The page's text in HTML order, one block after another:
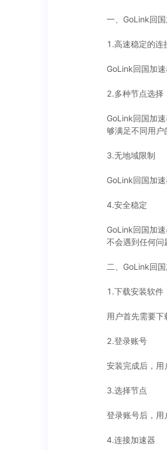
一、GoLink回
1.高速稳定的连
GoLink回国加
2.多种节点选择
GoLink回国加
够满足不同用户
3.无地域限制
GoLink回国加
4.安全稳定
GoLink回国加
不会遇到任何问
二、GoLink回
1.下载安装软件
用户首先需要
2.登录账号
安装完成后，用
3.选择节点
登录账号后，用
4.连接加速器